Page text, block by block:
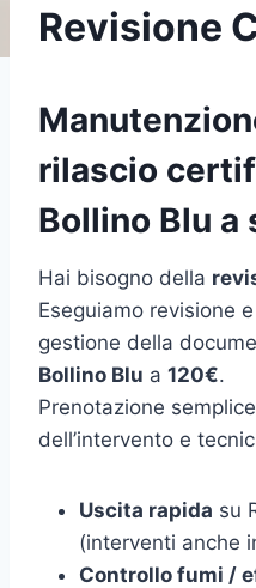
Revisione
rilascio
Bollino Blu a
Hai bisogno della
Eseguiamo revisione
gestione della
Bollino Blu a 120€.
Prenotazione
dell’intervento e
Uscita rapida su
(interventi anche
Controllo fumi /